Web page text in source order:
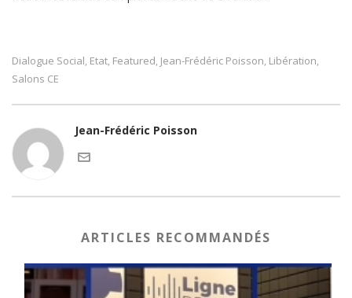
Dialogue Social, Etat, Featured, Jean-Frédéric Poisson, Libération,
Salons CE
Jean-Frédéric Poisson
ARTICLES RECOMMANDÉS